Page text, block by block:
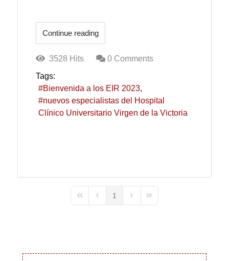
Continue reading
3528 Hits
0 Comments
Tags:
Bienvenida a los EIR 2023
nuevos especialistas del Hospital
Clínico Universitario Virgen de la Victoria
First PagePrevious Page
1
Next PageLast Page